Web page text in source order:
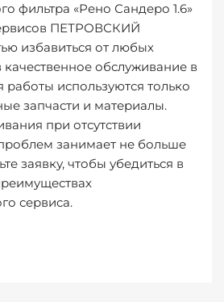
фильтра «Рено Сандеро 1.6»
ПЕТРОВСКИЙ
избавиться от любых
обслуживание в
используются только
запчасти и материалы.
при отсутствии
занимает не больше
заявку, чтобы убедиться в
сервиса.